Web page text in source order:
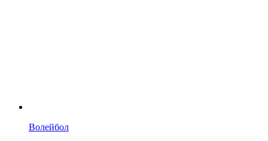
Волейбол